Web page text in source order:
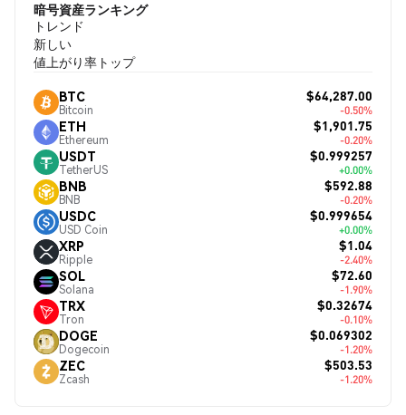
暗号資産ランキング
トレンド
新しい
値上がり率トップ
BTC
Bitcoin
$64,287.00
-0.50%
ETH
Ethereum
$1,901.75
-0.20%
USDT
TetherUS
$0.999257
+0.00%
BNB
BNB
$592.88
-0.20%
USDC
USD Coin
$0.999654
+0.00%
XRP
Ripple
$1.04
-2.40%
SOL
Solana
$72.60
-1.90%
TRX
Tron
$0.32674
-0.10%
DOGE
Dogecoin
$0.069302
-1.20%
ZEC
Zcash
$503.53
-1.20%